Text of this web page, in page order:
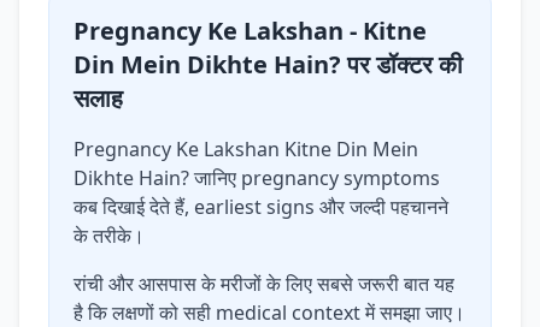
Pregnancy Ke Lakshan - Kitne
Din Mein Dikhte Hain? पर डॉक्टर की
सलाह
Pregnancy Ke Lakshan Kitne Din Mein
Dikhte Hain? जानिए pregnancy symptoms
कब दिखाई देते हैं, earliest signs और जल्दी पहचानने
के तरीके।
रांची और आसपास के मरीजों के लिए सबसे जरूरी बात यह
है कि लक्षणों को सही medical context में समझा जाए।